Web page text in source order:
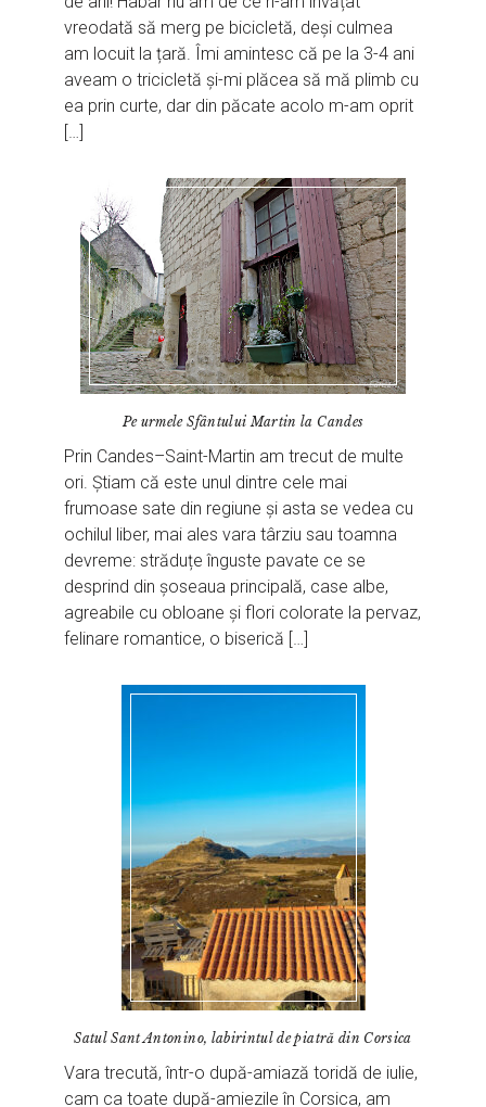
vreodată să merg pe bicicletă, deși culmea
am locuit la țară. Îmi amintesc că pe la 3-4 ani
aveam o tricicletă și-mi plăcea să mă plimb cu
ea prin curte, dar din păcate acolo m-am oprit
[…]
Pe urmele Sfântului Martin la Candes
Prin Candes–Saint-Martin am trecut de multe
ori. Știam că este unul dintre cele mai
frumoase sate din regiune și asta se vedea cu
ochilul liber, mai ales vara târziu sau toamna
devreme: străduțe înguste pavate ce se
desprind din șoseaua principală, case albe,
agreabile cu obloane și flori colorate la pervaz,
felinare romantice, o biserică […]
Satul Sant Antonino, labirintul de piatră din Corsica
Vara trecută, într-o după-amiază toridă de iulie,
cam ca toate după-amiezile în Corsica, am